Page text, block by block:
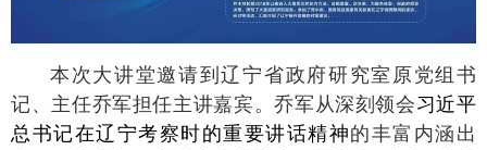
本次大讲堂邀请到辽宁省政府研究室原党组书
记、主任乔军担任主讲嘉宾。乔军从深刻领会习近平
总书记在辽宁考察时的重要讲话精神的丰富内涵出